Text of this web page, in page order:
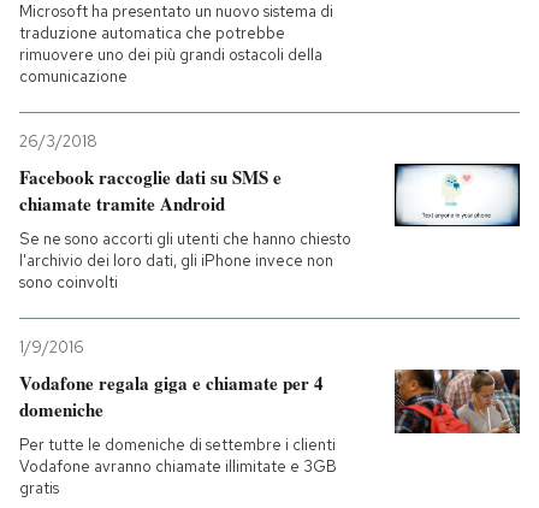
Microsoft ha presentato un nuovo sistema di
traduzione automatica che potrebbe
rimuovere uno dei più grandi ostacoli della
comunicazione
26/3/2018
Facebook raccoglie dati su SMS e
chiamate tramite Android
Se ne sono accorti gli utenti che hanno chiesto
l'archivio dei loro dati, gli iPhone invece non
sono coinvolti
1/9/2016
Vodafone regala giga e chiamate per 4
domeniche
Per tutte le domeniche di settembre i clienti
Vodafone avranno chiamate illimitate e 3GB
gratis